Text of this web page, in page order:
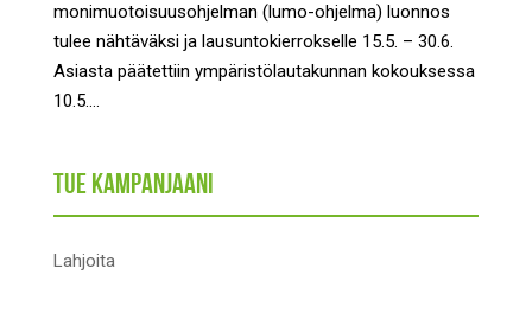
monimuotoisuusohjelman (lumo-ohjelma) luonnos
tulee nähtäväksi ja lausuntokierrokselle 15.5. – 30.6.
Asiasta päätettiin ympäristölautakunnan kokouksessa
10.5....
Tue kampanjaani
Lahjoita